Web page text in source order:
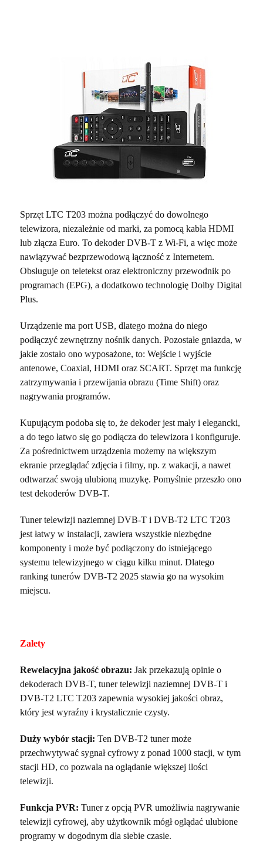
Sprzęt LTC T203 można podłączyć do dowolnego
telewizora, niezależnie od marki, za pomocą kabla HDMI
lub złącza Euro. To dekoder DVB-T z Wi-Fi, a więc może
nawiązywać bezprzewodową łączność z Internetem.
Obsługuje on teletekst oraz elektroniczny przewodnik po
programach (EPG), a dodatkowo technologię Dolby Digital
Plus.
Urządzenie ma port USB, dlatego można do niego
podłączyć zewnętrzny nośnik danych. Pozostałe gniazda, w
jakie zostało ono wyposażone, to: Wejście i wyjście
antenowe, Coaxial, HDMI oraz SCART. Sprzęt ma funkcję
zatrzymywania i przewijania obrazu (Time Shift) oraz
nagrywania programów.
Kupującym podoba się to, że dekoder jest mały i elegancki,
a do tego łatwo się go podłącza do telewizora i konfiguruje.
Za pośrednictwem urządzenia możemy na większym
ekranie przeglądać zdjęcia i filmy, np. z wakacji, a nawet
odtwarzać swoją ulubioną muzykę. Pomyślnie przeszło ono
test dekoderów DVB-T.
Tuner telewizji naziemnej DVB-T i DVB-T2 LTC T203
jest łatwy w instalacji, zawiera wszystkie niezbędne
komponenty i może być podłączony do istniejącego
systemu telewizyjnego w ciągu kilku minut. Dlatego
ranking tunerów DVB-T2 2025 stawia go na wysokim
miejscu.
Zalety
Rewelacyjna jakość obrazu: Jak przekazują opinie o
dekoderach DVB-T, tuner telewizji naziemnej DVB-T i
DVB-T2 LTC T203 zapewnia wysokiej jakości obraz,
który jest wyraźny i krystalicznie czysty.
Duży wybór stacji: Ten DVB-T2 tuner może
przechwytywać sygnał cyfrowy z ponad 1000 stacji, w tym
stacji HD, co pozwala na oglądanie większej ilości
telewizji.
Funkcja PVR: Tuner z opcją PVR umożliwia nagrywanie
telewizji cyfrowej, aby użytkownik mógł oglądać ulubione
programy w dogodnym dla siebie czasie.